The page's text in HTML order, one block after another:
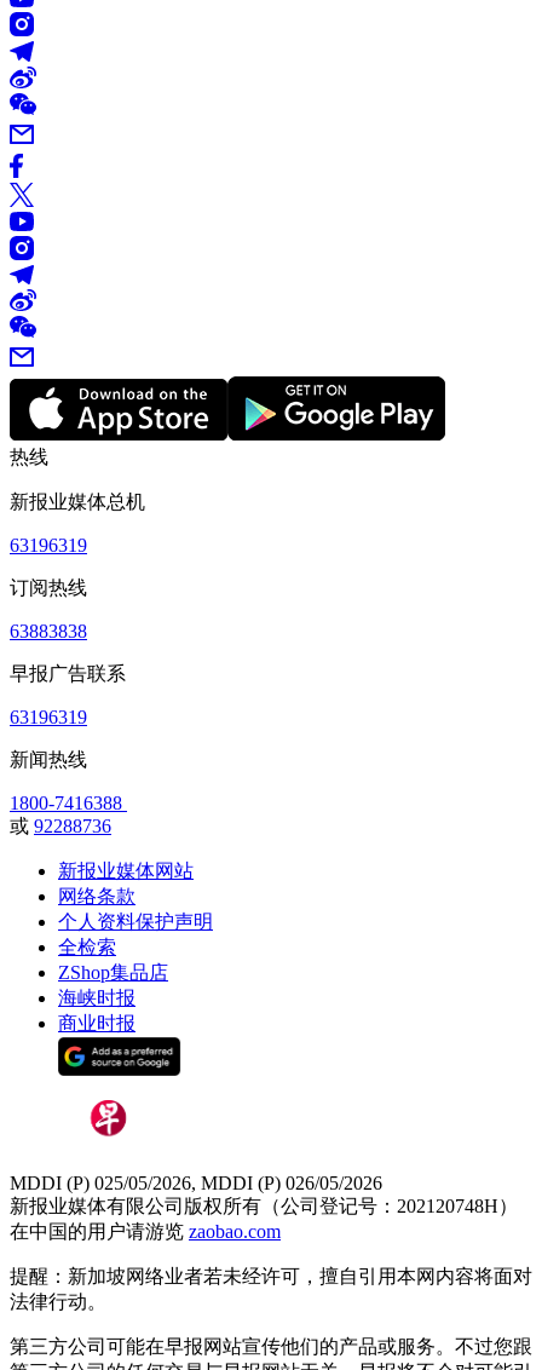
热线
新报业媒体总机
63196319
订阅热线
63883838
早报广告联系
63196319
新闻热线
1800-7416388
或 92288736
新报业媒体网站
网络条款
个人资料保护声明
全检索
ZShop集品店
海峡时报
商业时报
MDDI (P) 025/05/2026, MDDI (P) 026/05/2026
新报业媒体有限公司版权所有（公司登记号：202120748H）
在中国的用户请游览 zaobao.com
提醒：新加坡网络业者若未经许可，擅自引用本网内容将面对
法律行动。
第三方公司可能在早报网站宣传他们的产品或服务。不过您跟